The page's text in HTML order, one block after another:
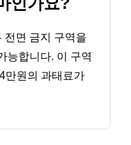
전면 금지 구역을
능합니다. 이 구역
만원의 과태료가